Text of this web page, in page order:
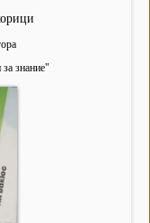
знание"